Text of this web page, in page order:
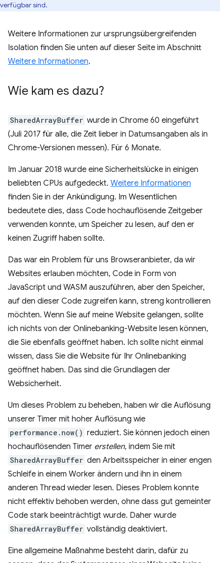
verfügbar sind.
Weitere Informationen zur ursprungsübergreifenden
Isolation finden Sie unten auf dieser Seite im Abschnitt
Weitere Informationen.
Wie kam es dazu?
SharedArrayBuffer wurde in Chrome 60 eingeführt
(Juli 2017 für alle, die Zeit lieber in Datumsangaben als in
Chrome-Versionen messen). Für 6 Monate.
Im Januar 2018 wurde eine Sicherheitslücke in einigen
beliebten CPUs aufgedeckt. Weitere Informationen
finden Sie in der Ankündigung. Im Wesentlichen
bedeutete dies, dass Code hochauflösende Zeitgeber
verwenden konnte, um Speicher zu lesen, auf den er
keinen Zugriff haben sollte.
Das war ein Problem für uns Browseranbieter, da wir
Websites erlauben möchten, Code in Form von
JavaScript und WASM auszuführen, aber den Speicher,
auf den dieser Code zugreifen kann, streng kontrollieren
möchten. Wenn Sie auf meine Website gelangen, sollte
ich nichts von der Onlinebanking-Website lesen können,
die Sie ebenfalls geöffnet haben. Ich sollte nicht einmal
wissen, dass Sie die Website für Ihr Onlinebanking
geöffnet haben. Das sind die Grundlagen der
Websicherheit.
Um dieses Problem zu beheben, haben wir die Auflösung
unserer Timer mit hoher Auflösung wie
performance.now() reduziert. Sie können jedoch einen
hochauflösenden Timer erstellen, indem Sie mit
SharedArrayBuffer den Arbeitsspeicher in einer engen
Schleife in einem Worker ändern und ihn in einem
anderen Thread wieder lesen. Dieses Problem konnte
nicht effektiv behoben werden, ohne dass gut gemeinter
Code stark beeinträchtigt wurde. Daher wurde
SharedArrayBuffer vollständig deaktiviert.
Eine allgemeine Maßnahme besteht darin, dafür zu